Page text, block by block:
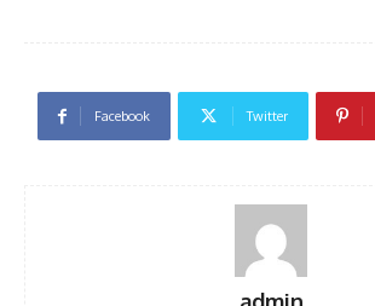
Facebook Twitter